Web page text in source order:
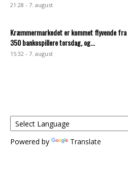
21:28 - 7. august
Kræmmermarkedet er kommet flyvende
350 bankospillere torsdag, og...
15:32 - 7. august
Powered by Translate